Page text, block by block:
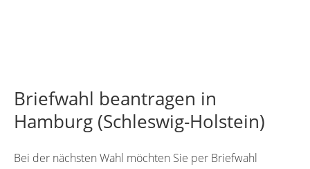
Briefwahl beantragen in
Hamburg (Schleswig-Holstein)
Bei der nächsten Wahl möchten Sie per Briefwahl